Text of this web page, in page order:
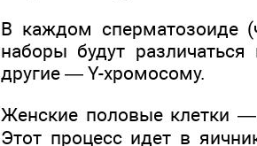
В каждом сперматозоиде
наборы будут
другие — Y-хромосому.
Женские половые клетки —
Этот процесс идет в